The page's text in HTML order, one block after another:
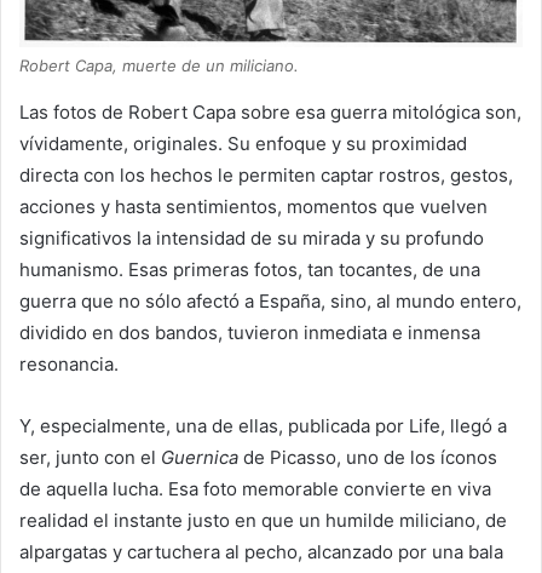
Robert Capa, muerte de un miliciano.
Las fotos de Robert Capa sobre esa guerra mitológica son,
vívidamente, originales. Su enfoque y su proximidad
directa con los hechos le permiten captar rostros, gestos,
acciones y hasta sentimientos, momentos que vuelven
significativos la intensidad de su mirada y su profundo
humanismo. Esas primeras fotos, tan tocantes, de una
guerra que no sólo afectó a España, sino, al mundo entero,
dividido en dos bandos, tuvieron inmediata e inmensa
resonancia.
Y, especialmente, una de ellas, publicada por Life, llegó a
ser, junto con el Guernica de Picasso, uno de los íconos
de aquella lucha. Esa foto memorable convierte en viva
realidad el instante justo en que un humilde miliciano, de
alpargatas y cartuchera al pecho, alcanzado por una bala